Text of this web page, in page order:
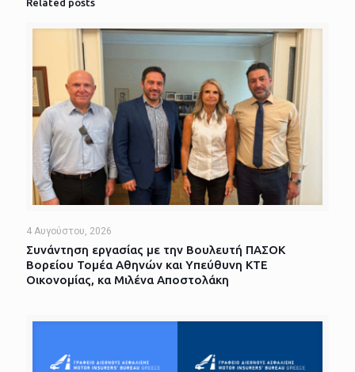
Related posts
4 Αυγούστου, 2026
Συνάντηση εργασίας με την Βουλευτή ΠΑΣΟΚ
Βορείου Τομέα Αθηνών και Υπεύθυνη ΚΤΕ
Οικονομίας, κα Μιλένα Αποστολάκη